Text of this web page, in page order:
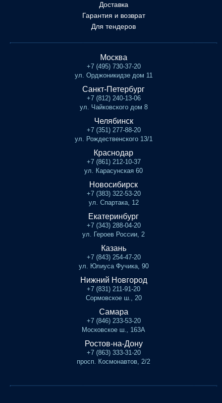
Доставка
Гарантия и возврат
Для тендеров
Москва
+7 (495) 730-37-20
ул. Орджоникидзе дом 11
Санкт-Петербург
+7 (812) 240-13-06
ул. Чайковского дом 8
Челябинск
+7 (351) 277-88-20
ул. Рождественского 13/1
Краснодар
+7 (861) 212-10-37
ул. Карасунская 60
Новосибирск
+7 (383) 322-53-20
ул. Спартака, 12
Екатеринбург
+7 (343) 288-04-20
ул. Героев России, 2
Казань
+7 (843) 254-47-20
ул. Юлиуса Фучика, 90
Нижний Новгород
+7 (831) 211-91-20
Сормовское ш., 20
Самара
+7 (846) 233-53-20
Московское ш., 163А
Ростов-на-Дону
+7 (863) 333-31-20
просп. Космонавтов, 2/2